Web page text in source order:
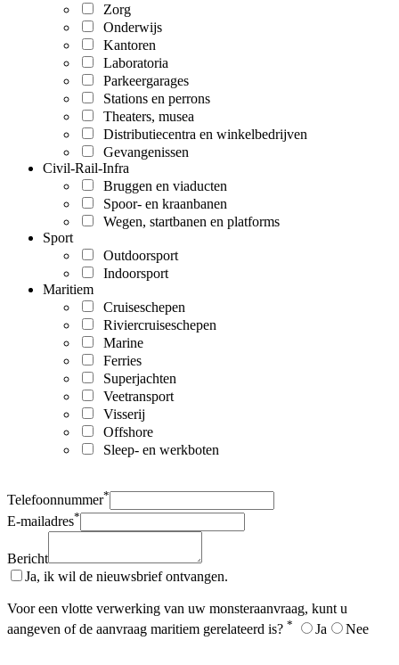
Zorg
Onderwijs
Kantoren
Laboratoria
Parkeergarages
Stations en perrons
Theaters, musea
Distributiecentra en winkelbedrijven
Gevangenissen
Civil-Rail-Infra
Bruggen en viaducten
Spoor- en kraanbanen
Wegen, startbanen en platforms
Sport
Outdoorsport
Indoorsport
Maritiem
Cruiseschepen
Riviercruiseschepen
Marine
Ferries
Superjachten
Veetransport
Visserij
Offshore
Sleep- en werkboten
Telefoonnummer*
E-mailadres*
Bericht
Ja, ik wil de nieuwsbrief ontvangen.
Voor een vlotte verwerking van uw monsteraanvraag, kunt u
aangeven of de aanvraag maritiem gerelateerd is? * Ja Nee